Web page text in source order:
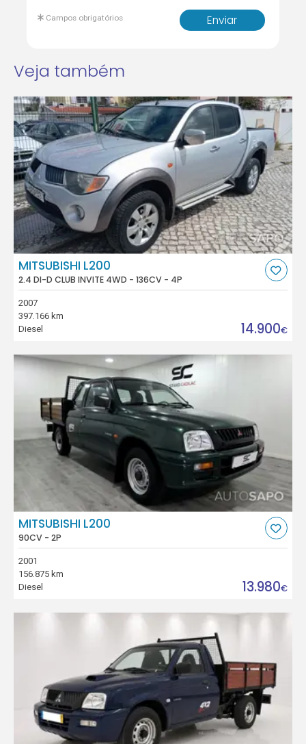
Enviar
Campos obrigatórios
Veja também
MITSUBISHI L200
2.4 DI-D CLUB INVITE 4WD - 136CV - 4P
2007
397.166 km
Diesel
14.900€
MITSUBISHI L200
90CV - 2P
2001
156.875 km
Diesel
13.980€